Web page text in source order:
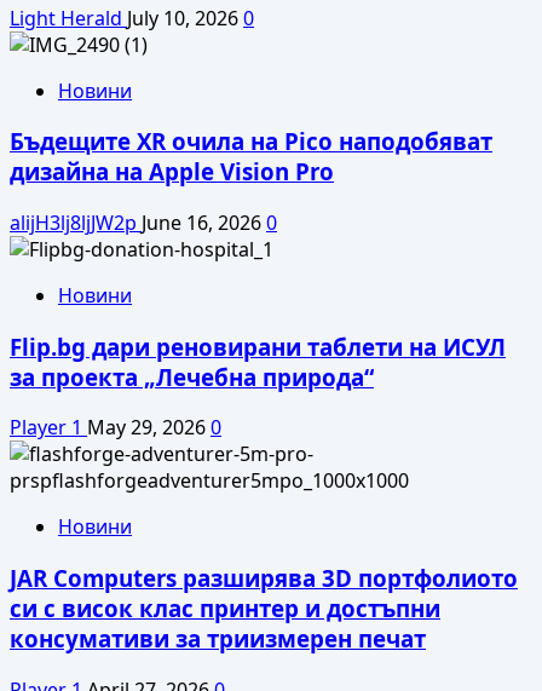
автомобилът
се
контролер
Light Herald July 10, 20260
Новини
Бъдещите XR очила на Pico наподобяват
дизайна на Apple Vision Pro
alijH3lj8ljJW2p June 16, 20260
Новини
Flip.bg дари реновирани таблети на ИСУЛ
за проекта „Лечебна природа“
Player 1 May 29, 20260
Новини
JAR Computers разширява 3D портфолиото
си с висок клас принтер и достъпни
консумативи за триизмерен печат